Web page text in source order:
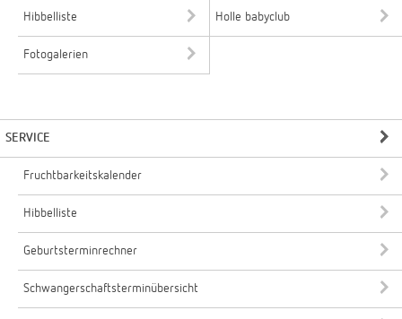
Hibbelliste Holle babyclub
Fotogalerien
SERVICE
Fruchtbarkeitskalender
Hibbelliste
Geburtsterminrechner
Schwangerschaftsterminübersicht